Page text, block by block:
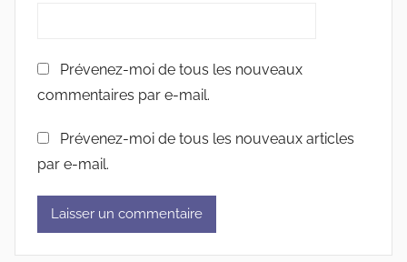
Prévenez-moi de tous les nouveaux
commentaires par e-mail.
Prévenez-moi de tous les nouveaux articles
par e-mail.